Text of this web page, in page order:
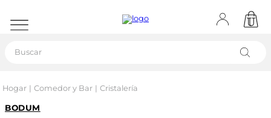
Hogar Comedor y Bar Cristalería
BODUM